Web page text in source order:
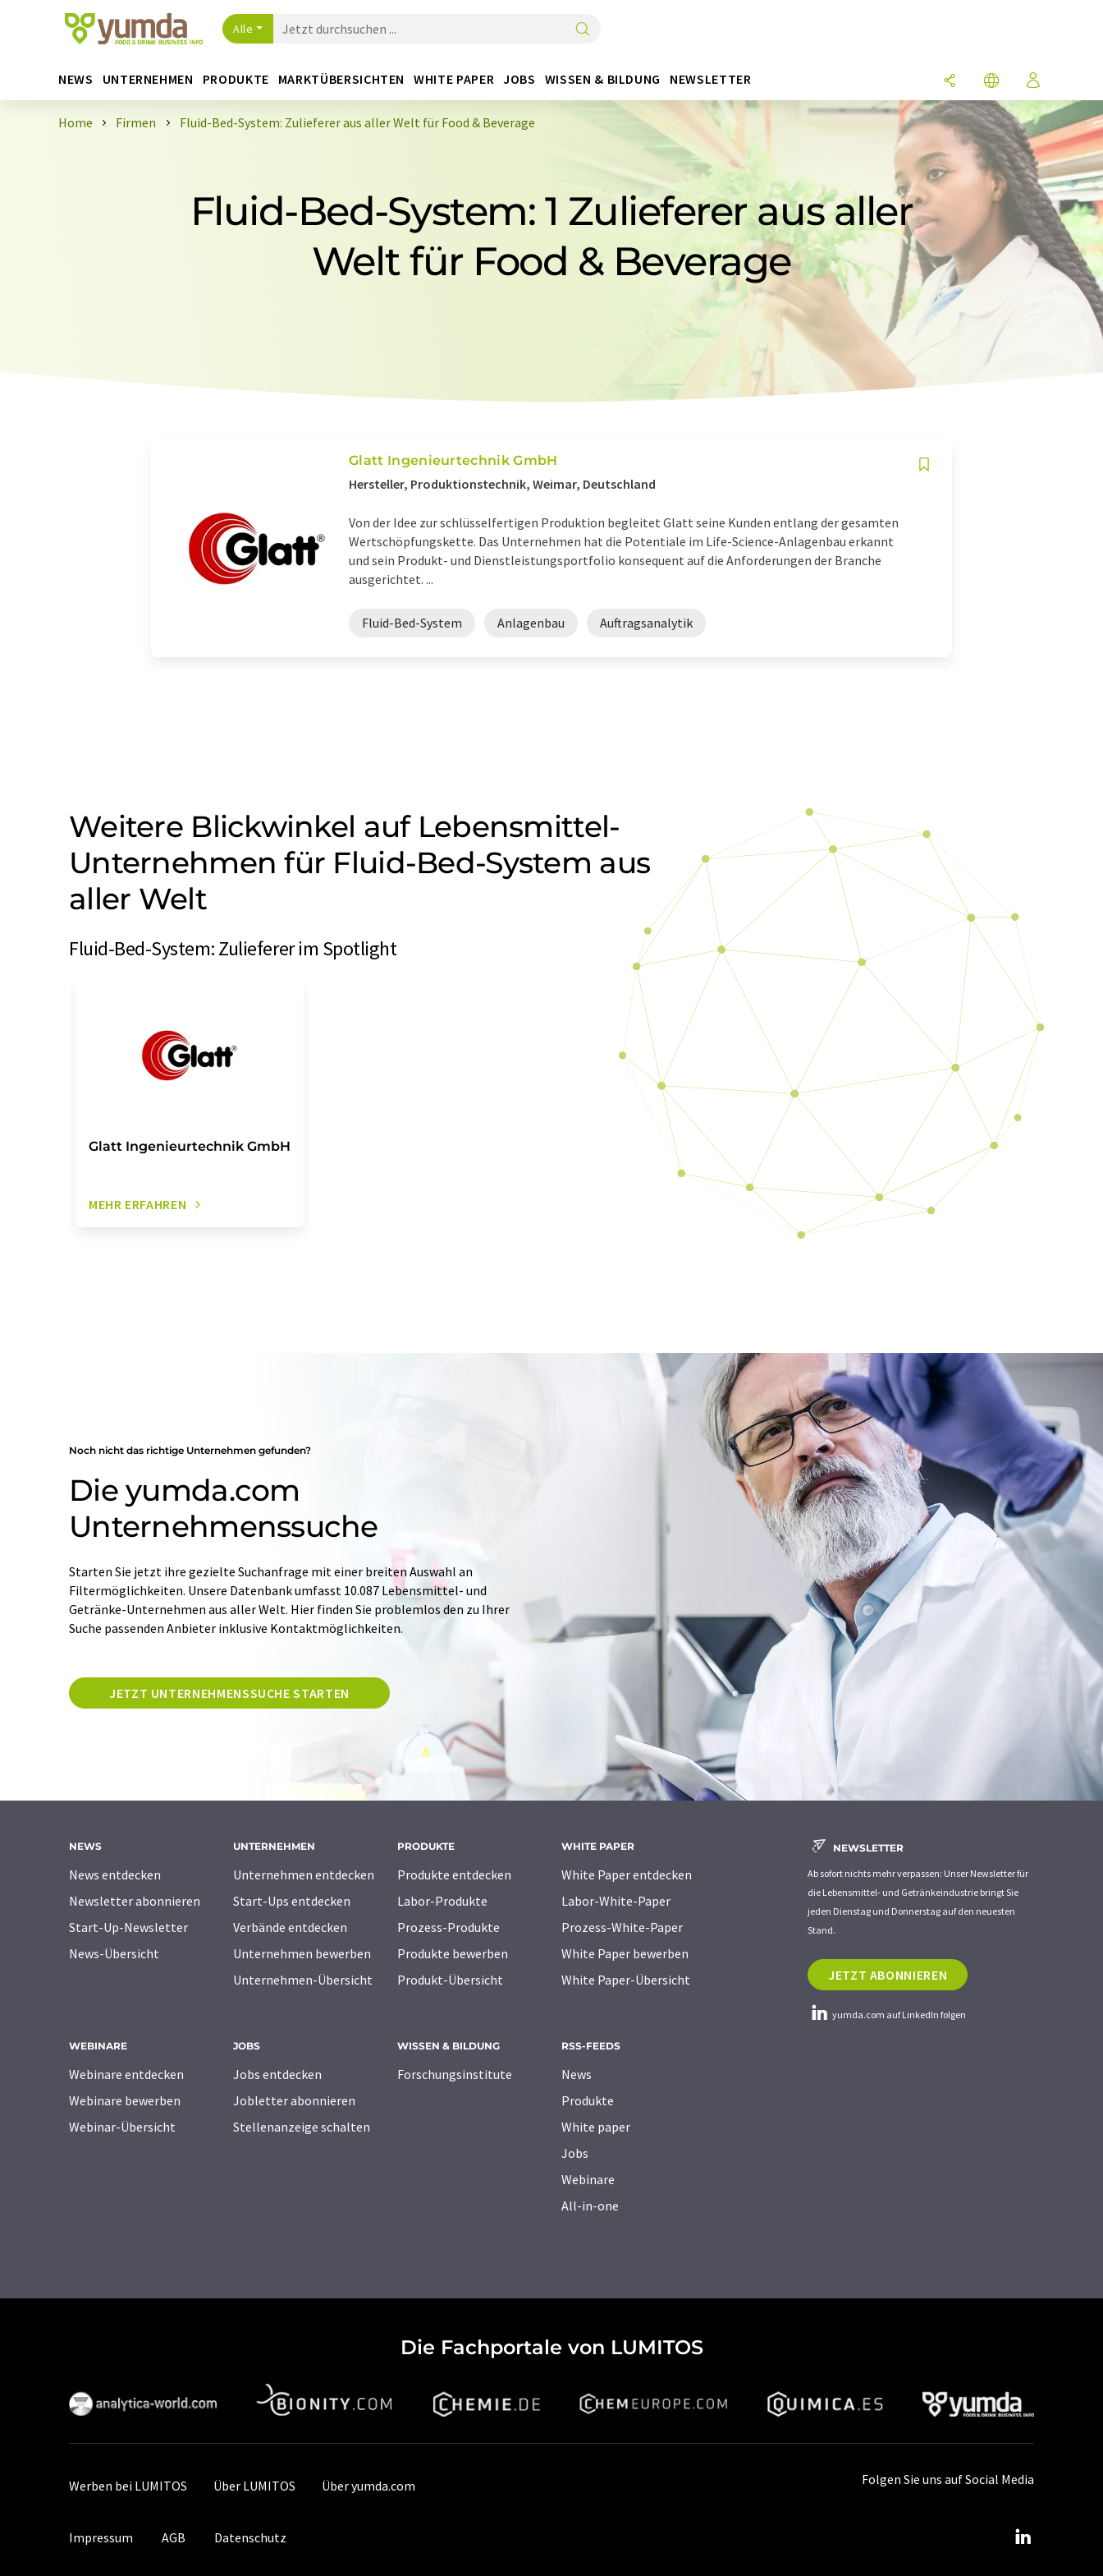
Alle
NEWS UNTERNEHMEN PRODUKTE MARKTÜBERSICHTEN WHITE PAPER JOBS WISSEN & BILDUNG NEWSLETTER
Home Firmen Fluid-Bed-System: Zulieferer aus aller Welt für Food & Beverage
Fluid-Bed-System: 1 Zulieferer aus aller
Welt für Food & Beverage
Glatt Ingenieurtechnik GmbH
Hersteller, Produktionstechnik, Weimar, Deutschland
Von der Idee zur schlüsselfertigen Produktion begleitet Glatt seine Kunden entlang der gesamten
Wertschöpfungskette. Das Unternehmen hat die Potentiale im Life-Science-Anlagenbau erkannt
und sein Produkt- und Dienstleistungsportfolio konsequent auf die Anforderungen der Branche
ausgerichtet. ...
Fluid-Bed-System Anlagenbau Auftragsanalytik
Weitere Blickwinkel auf Lebensmittel-
Unternehmen für Fluid-Bed-System aus
aller Welt
Fluid-Bed-System: Zulieferer im Spotlight
Glatt Ingenieurtechnik GmbH
MEHR ERFAHREN
Noch nicht das richtige Unternehmen gefunden?
Die yumda.com
Unternehmenssuche
Starten Sie jetzt ihre gezielte Suchanfrage mit einer breiten Auswahl an
Filtermöglichkeiten. Unsere Datenbank umfasst 10.087 Lebensmittel- und
Getränke-Unternehmen aus aller Welt. Hier finden Sie problemlos den zu Ihrer
Suche passenden Anbieter inklusive Kontaktmöglichkeiten.
JETZT UNTERNEHMENSSUCHE STARTEN
NEWS
News entdecken
Newsletter abonnieren
Start-Up-Newsletter
News-Übersicht
UNTERNEHMEN
Unternehmen entdecken
Start-Ups entdecken
Verbände entdecken
Unternehmen bewerben
Unternehmen-Übersicht
PRODUKTE
Produkte entdecken
Labor-Produkte
Prozess-Produkte
Produkte bewerben
Produkt-Übersicht
WHITE PAPER
White Paper entdecken
Labor-White-Paper
Prozess-White-Paper
White Paper bewerben
White Paper-Übersicht
WEBINARE
Webinare entdecken
Webinare bewerben
Webinar-Übersicht
JOBS
Jobs entdecken
Jobletter abonnieren
Stellenanzeige schalten
WISSEN & BILDUNG
Forschungsinstitute
RSS-FEEDS
News
Produkte
White paper
Jobs
Webinare
All-in-one
NEWSLETTER
Ab sofort nichts mehr verpassen: Unser Newsletter für
die Lebensmittel- und Getränkeindustrie bringt Sie
jeden Dienstag und Donnerstag auf den neuesten
Stand.
JETZT ABONNIEREN
yumda.com auf LinkedIn folgen
Die Fachportale von LUMITOS
Werben bei LUMITOS Über LUMITOS Über yumda.com
Impressum AGB Datenschutz
Folgen Sie uns auf Social Media